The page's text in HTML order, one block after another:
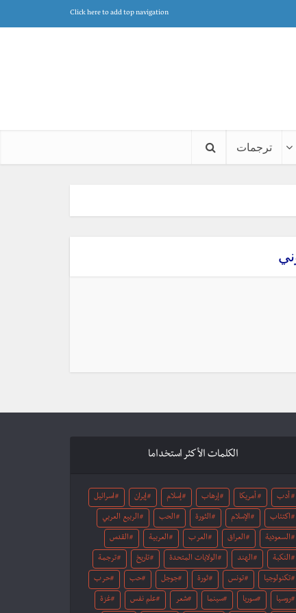
Click here to add top navigation
ترجمات
الكلمات الأكثر استخداما
أدب أمريكا إرهاب إسلام إيران اسرائيل
اكتئاب الإسلام الثورة الحب الربيع العربي
السعودية العراق العرب العربية القدس
النكبة الهند الولايات المتحدة تاريخ ترجمة
تكنولوجيا تونس ثورة جوجل حب حرب
روسيا سوريا سينما شعر علم نفس غزة